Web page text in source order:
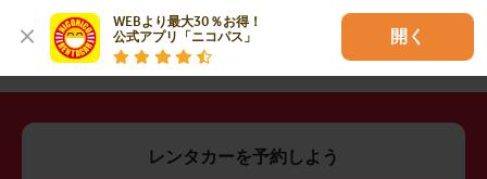
WEBより最大30％お得！
公式アプリ「ニコパス」
開く
・ 糟屋郡粕屋町
レンタカーを予約しよう